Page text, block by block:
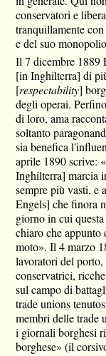
conservatori e
tranquillamente
e del suo
Il 7 dicembre 1889
[in Inghilterra] di
[respectability]
degli operai.
di loro, ama
soltanto
sia benefica
aprile 1890 scrive:
Inghilterra] marcia
sempre più vasti, e
Engels] che finora
giorno in cui questa
chiaro che appunto
moto». Il 4 marzo
lavoratori del
conservatrici,
sul campo di
trade unions
membri delle trade
i giornali borghesi
borghese» (il